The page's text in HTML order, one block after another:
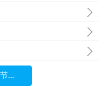
...